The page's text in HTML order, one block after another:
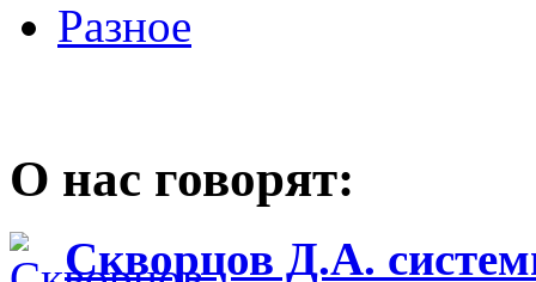
Разное
О нас говорят:
Скворцов Д.А.